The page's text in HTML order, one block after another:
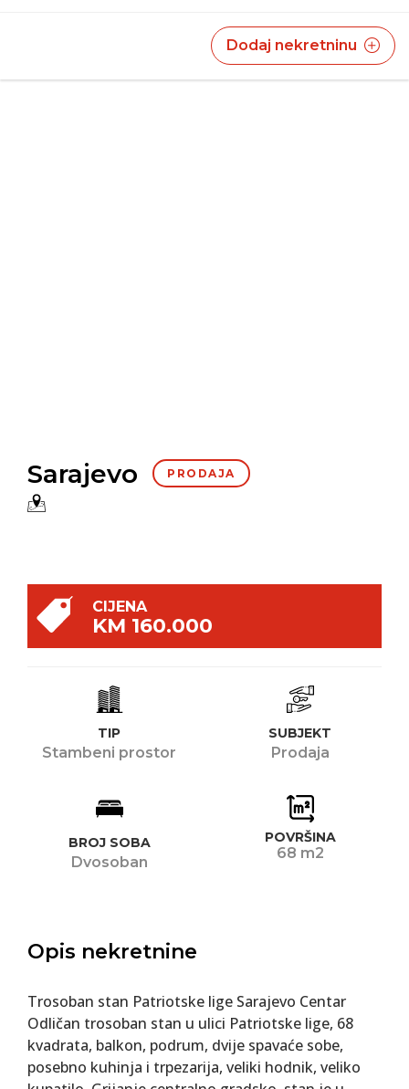
Dodaj nekretninu
Sarajevo PRODAJA
CIJENA
KM 160.000
TIP
Stambeni prostor
SUBJEKT
Prodaja
BROJ SOBA
Dvosoban
POVRŠINA
68 m2
Opis nekretnine
Trosoban stan Patriotske lige Sarajevo Centar
Odličan trosoban stan u ulici Patriotske lige, 68
kvadrata, balkon, podrum, dvije spavaće sobe,
posebno kuhinja i trpezarija, veliki hodnik, veliko